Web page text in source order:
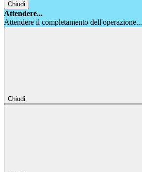
Chiudi
Attendere...
Attendere il completamento dell'operazione...
Chiudi